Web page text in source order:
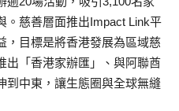
。慈善層面推出Impact Link平
，目標是將香港發展為區域慈
出「香港家辦匯」、與阿聯酋
到中東，讓生態圈與全球無縫